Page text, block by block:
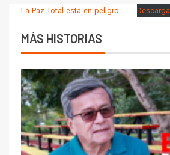
La-Paz-Total-esta-en-peligro Descarga
MÁS HISTORIAS